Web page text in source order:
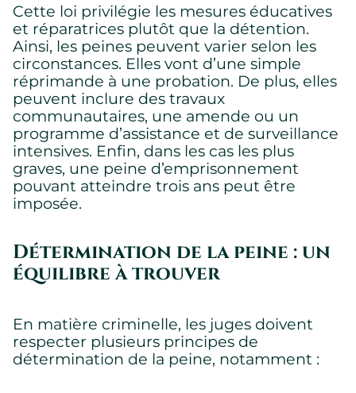
Cette loi privilégie les mesures éducatives
et réparatrices plutôt que la détention.
Ainsi, les peines peuvent varier selon les
circonstances. Elles vont d’une simple
réprimande à une probation. De plus, elles
peuvent inclure des travaux
communautaires, une amende ou un
programme d’assistance et de surveillance
intensives. Enfin, dans les cas les plus
graves, une peine d’emprisonnement
pouvant atteindre trois ans peut être
imposée.
Détermination de la peine : un
équilibre à trouver
En matière criminelle, les juges doivent
respecter plusieurs principes de
détermination de la peine, notamment :